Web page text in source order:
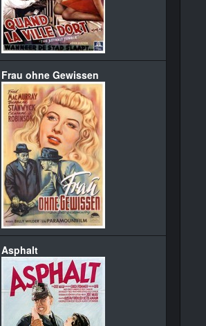
Frau ohne Gewissen
Asphalt